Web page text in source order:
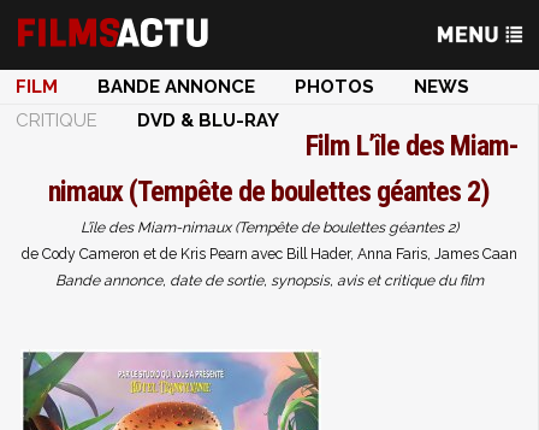
FILM BANDE ANNONCE PHOTOS
NEWS
CRITIQUE
DVD & BLU-RAY
Film L’île des Miam-
nimaux (Tempête de boulettes géantes 2)
L’île des Miam-nimaux (Tempête de boulettes géantes 2)
de Cody Cameron et de Kris Pearn avec Bill Hader, Anna Faris, James Caan
Bande annonce, date de sortie, synopsis, avis et critique du film